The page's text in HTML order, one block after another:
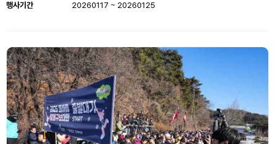
행사기간 20260117 ~ 20260125